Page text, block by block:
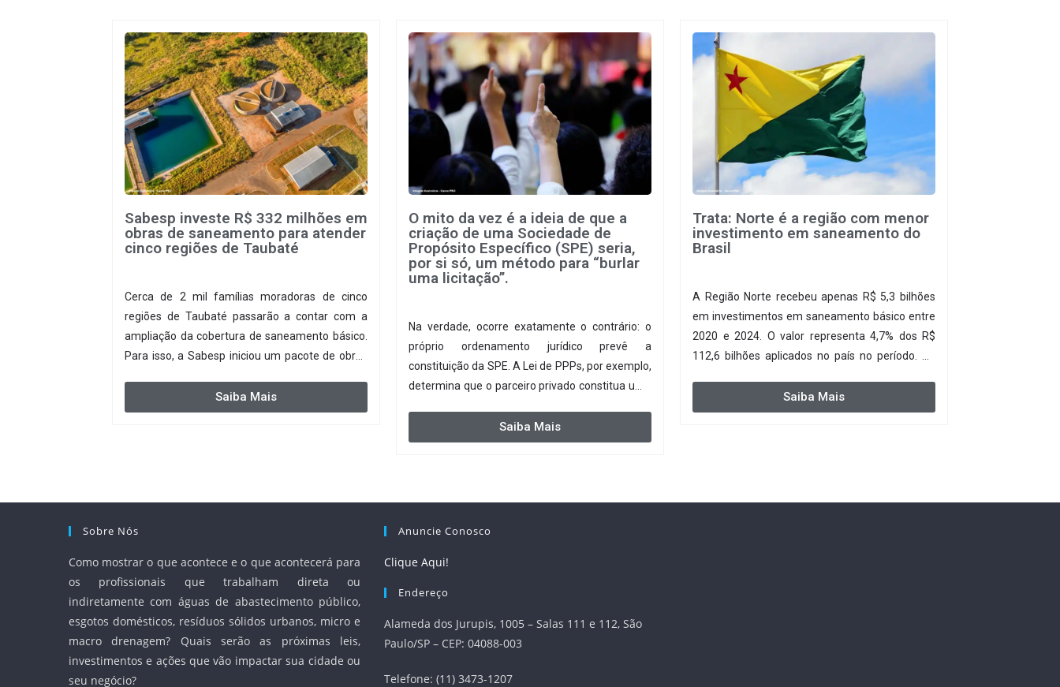
Sabesp investe R$ 332 milhões em
obras de saneamento para atender
cinco regiões de Taubaté
Cerca de 2 mil famílias moradoras de cinco
regiões de Taubaté passarão a contar com a
ampliação da cobertura de saneamento básico.
Para isso, a Sabesp iniciou um pacote de obras
Saiba Mais
O mito da vez é a ideia de que a
criação de uma Sociedade de
Propósito Específico (SPE) seria,
por si só, um método para “burlar
uma licitação”.
Na verdade, ocorre exatamente o contrário: o
próprio ordenamento jurídico prevê a
constituição da SPE. A Lei de PPPs, por exemplo,
determina que o parceiro privado constitua uma
Ou seja, a suposta “fraude à licitação” é um
requisito legal da operação. Na Lei de
Saiba Mais
Trata: Norte é a região com menor
investimento em saneamento do
Brasil
A Região Norte recebeu apenas R$ 5,3 bilhões
em investimentos em saneamento básico entre
2020 e 2024. O valor representa 4,7% dos R$
112,6 bilhões aplicados no país no período. Os
em parceria com a GO Associados.
Saiba Mais
Sobre Nós
Como mostrar o que acontece e o que acontecerá para
os profissionais que trabalham direta ou
indiretamente com águas de abastecimento público,
esgotos domésticos, resíduos sólidos urbanos, micro e
macro drenagem? Quais serão as próximas leis,
investimentos e ações que vão impactar sua cidade ou
seu negócio?
Anuncie Conosco
Clique Aqui!
Endereço
Alameda dos Jurupis, 1005 – Salas 111 e 112, São
Paulo/SP – CEP: 04088-003
Telefone: (11) 3473-1207